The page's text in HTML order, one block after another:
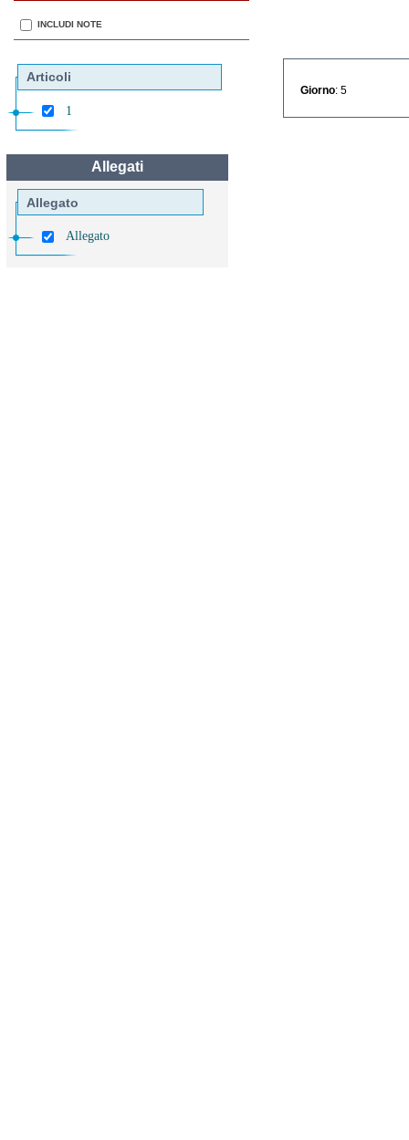
INCLUDI NOTE
Articoli
1
Allegati
Allegato
Allegato
Giorno : 5